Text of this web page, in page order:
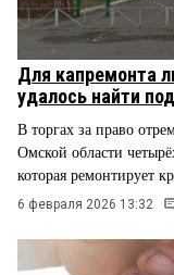
Для капремонта
удалось найти
В торгах за право
Омской области
которая ремонтирует
6 февраля 2026 13:32